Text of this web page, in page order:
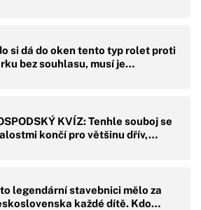
si dá do oken tento typ rolet proti
bez souhlasu, musí je…
KVÍZ: Tenhle souboj se
končí pro většinu dřív,…
legendární stavebnici mělo za
každé dítě. Kdo…